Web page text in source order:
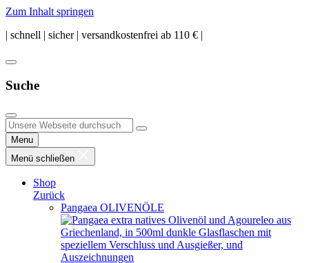
Zum Inhalt springen
| schnell | sicher | versandkostenfrei ab 110 € |
Suche
Menu
Menü schließen
Shop
Zurück
Pangaea OLIVENÖLE